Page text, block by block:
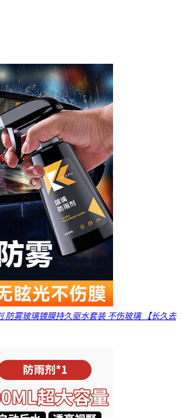
防雾玻璃镀膜持久驱水套装 不伤玻璃 【长久去